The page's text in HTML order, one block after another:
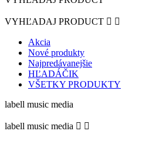
VYHĽADAJ PRODUCT  
Akcia
Nové produkty
Najpredávanejšie
HĽADÁČIK
VŠETKY PRODUKTY
labell music media
labell music media  